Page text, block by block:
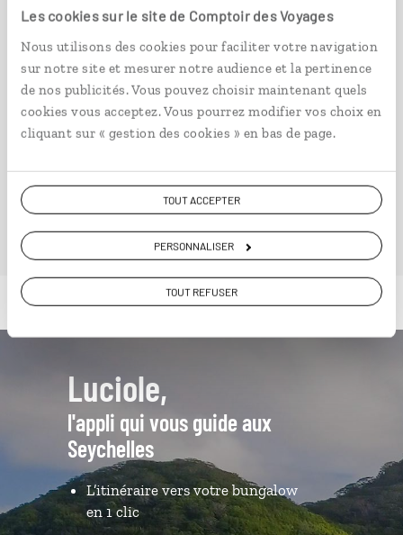
Les cookies sur le site de Comptoir des Voyages
Nous utilisons des cookies pour faciliter votre navigation
sur notre site et mesurer notre audience et la pertinence
de nos publicités. Vous pouvez choisir maintenant quels
cookies vous acceptez. Vous pourrez modifier vos choix en
cliquant sur « gestion des cookies » en bas de page.
TOUT ACCEPTER
PERSONNALISER
TOUT REFUSER
14 jours / 11 nuits
à partir de 4600€
VOIR NOS 8 IDÉES DE VOYAGE AUX SEYCHELLES
Luciole,
l'appli qui vous guide aux
Seychelles
L’itinéraire vers votre bungalow
en 1 clic